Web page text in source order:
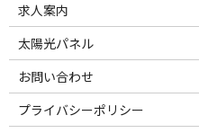
求人案内
太陽光パネル
お問い合わせ
プライバシーポリシー